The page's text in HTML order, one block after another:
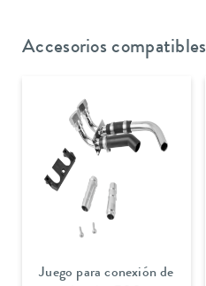
Accesorios compatibles
Juego para conexión de